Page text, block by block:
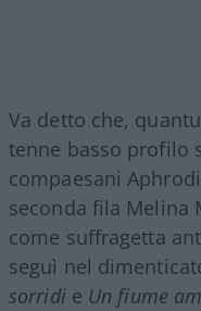
Va detto che,
tenne basso profilo
compaesani
seconda fila Melina
come suffragetta
seguì nel
sorridie Un fiume